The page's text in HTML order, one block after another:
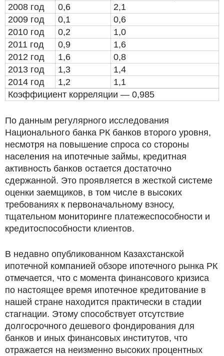
2008 год
0,6
2,1
2009 год
0,1
0,6
2010 год
0,2
1,0
2011 год
0,9
1,6
2012 год
1,6
0,8
2013 год
1,3
1,4
2014 год
1,2
1,1
Коэффициент корреляции — 0,985
По данным регулярного исследования
Национального банка РК банков второго уровня,
несмотря на повышение спроса со стороны
населения на ипотечные займы, кредитная
активность банков остается достаточно
сдержанной. Это проявляется в жесткой системе
оценки заемщиков, в том числе в высоких
требованиях к первоначальному взносу,
тщательном мониторинге платежеспособности и
кредитоспособности клиентов.
В недавно опубликованном Казахстанской
ипотечной компанией обзоре ипотечного рынка РК
отмечается, что с момента финансового кризиса
по настоящее время ипотечное кредитование в
нашей стране находится практически в стадии
стагнации. Этому способствует отсутствие
долгосрочного дешевого фондирования для
банков и иных финансовых институтов, что
отражается на неизменно высоких процентных